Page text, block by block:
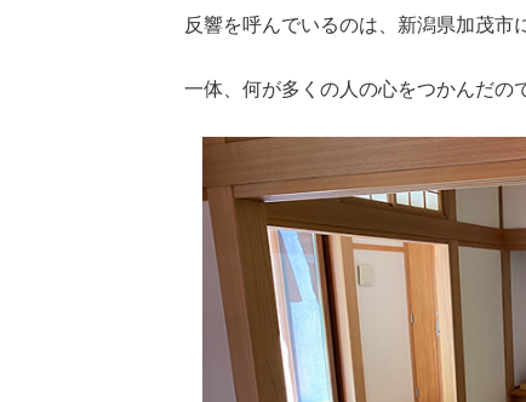
反響を呼んでいるのは、新潟県加茂市
一体、何が多くの人の心をつかんだの